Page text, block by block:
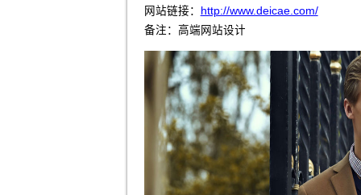
网站链接：
http://www.deicae.com/
备注：高端网站设计